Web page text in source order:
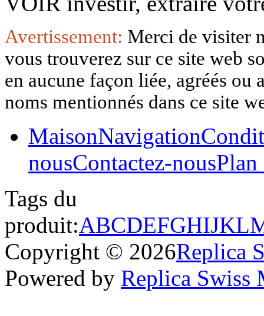
Avertissement: Merci de visiter
vous trouverez sur ce site web
en aucune façon liée, agréés
noms mentionnés dans ce site
MaisonNavigation
nousContactez-nousPlan
Tags du
produit:ABCDEFGHIJKL
Copyright © 2026Replica
Powered by Replica Swiss